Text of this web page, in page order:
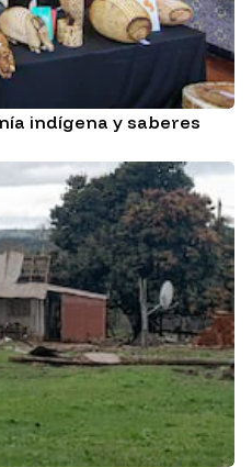
indígena y saberes